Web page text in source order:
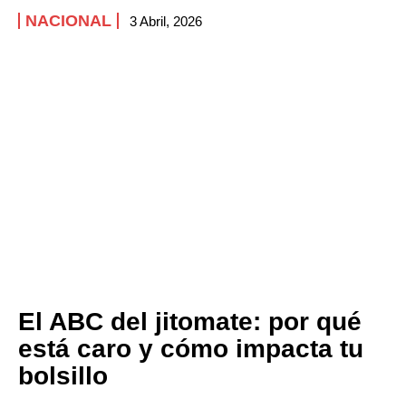
NACIONAL 3 Abril, 2026
El ABC del jitomate: por qué
está caro y cómo impacta tu
bolsillo